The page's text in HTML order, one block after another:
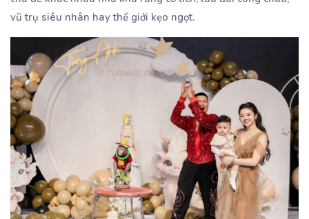
vũ trụ siêu nhân hay thế giới kẹo ngọt.